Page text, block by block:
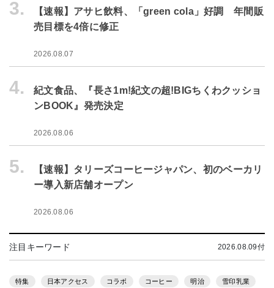
3.
【速報】アサヒ飲料、「green cola」好調 年間販
売目標を4倍に修正
2026.08.07
4.
紀文食品、『長さ1m!紀文の超!BIGちくわクッショ
ンBOOK』発売決定
2026.08.06
5.
【速報】タリーズコーヒージャパン、初のベーカリ
ー導入新店舗オープン
2026.08.06
注目キーワード 2026.08.09付
特集 日本アクセス コラボ コーヒー 明治 雪印乳業